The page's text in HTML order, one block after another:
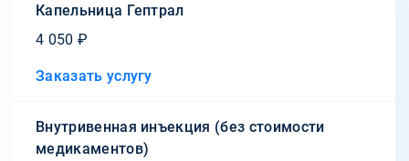
Капельница Гептрал
4 050 ₽
Заказать услугу
Внутривенная инъекция (без стоимости
медикаментов)